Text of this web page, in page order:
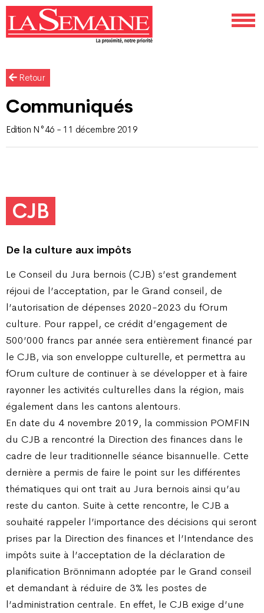
Retour
Communiqués
Edition N°46 - 11 décembre 2019
CJB
De la culture aux impôts
Le Conseil du Jura bernois (CJB) s’est grandement
réjoui de l’acceptation, par le Grand conseil, de
l’autorisation de dépenses 2020-2023 du fOrum
culture. Pour rappel, ce crédit d’engagement de
500’000 francs par année sera entièrement financé par
le CJB, via son enveloppe culturelle, et permettra au
fOrum culture de continuer à se développer et à faire
rayonner les activités culturelles dans la région, mais
également dans les cantons alentours.
En date du 4 novembre 2019, la commission POMFIN
du CJB a rencontré la Direction des finances dans le
cadre de leur traditionnelle séance bisannuelle. Cette
dernière a permis de faire le point sur les différentes
thématiques qui ont trait au Jura bernois ainsi qu’au
reste du canton. Suite à cette rencontre, le CJB a
souhaité rappeler l’importance des décisions qui seront
prises par la Direction des finances et l’Intendance des
impôts suite à l’acceptation de la déclaration de
planification Brönnimann adoptée par le Grand conseil
et demandant à réduire de 3% les postes de
l’administration centrale. En effet, le CJB exige d’une